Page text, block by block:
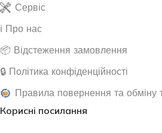
Сервіс
ℹ️ Про нас
📦 Відстеження замовлення
🔒 Політика конфіденційності
Правила повернення та обміну
Корисні посилання